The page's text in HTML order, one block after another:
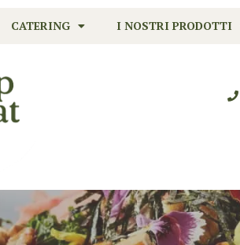
CATERING I NOSTRI PRODOTTI